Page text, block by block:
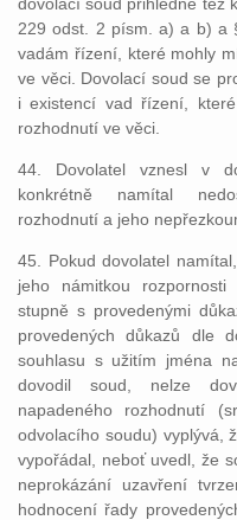
229 odst. 2 písm. a) a b) a
vadám řízení, které mohly
ve věci. Dovolací soud se
i existencí vad řízení,
rozhodnutí ve věci.
44. Dovolatel vznesl v
konkrétně namítal
rozhodnutí a jeho
45. Pokud dovolatel
jeho námitkou
stupně s provedenými
provedených důkazů dle
souhlasu s užitím jména
dovodil soud, nelze
napadeného rozhodnutí
odvolacího soudu) vyplývá,
vypořádal, neboť uvedl, že
neprokázání uzavření
hodnocení řady